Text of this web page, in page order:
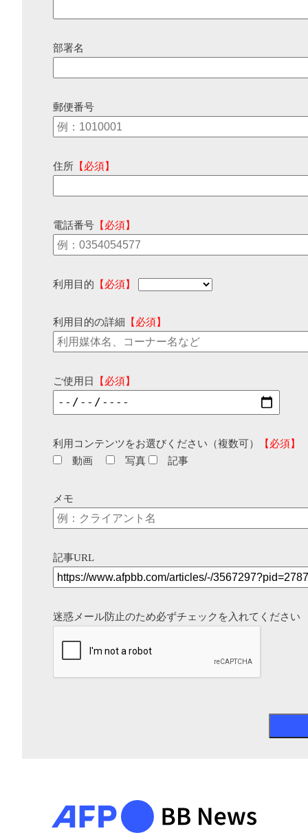
部署名
郵便番号
住所 【必須】
電話番号 【必須】
利用目的 【必須】
利用目的の詳細 【必須】
ご使用日 【必須】
利用コンテンツをお選びください（複数可）
【必須】
動画
写真 記事
メモ
記事URL
迷惑メール防止のため必ずチェックを入れてください